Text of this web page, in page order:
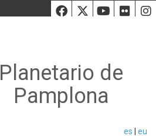
Facebook
Twiiter
Planetario de
Pamplona
es eu